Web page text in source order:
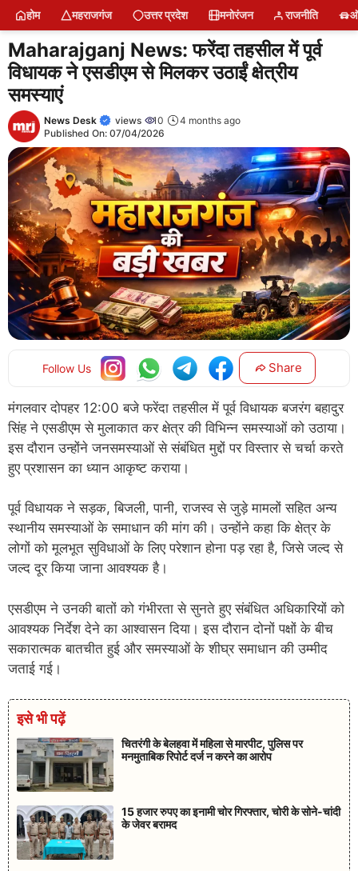
Skip
content
होम महराजगंज उत्तर प्रदेश मनोरंजन राजनीति
Maharajganj News: फरेंदा तहसील में पूर्व
विधायक ने एसडीएम से मिलकर उठाईं क्षेत्रीय
समस्याएं
News Desk views 10
4 months ago
Published On: 07/04/2026
Follow Us Share
मंगलवार दोपहर 12:00 बजे फरेंदा तहसील में पूर्व विधायक बजरंग बहादुर
सिंह ने एसडीएम से मुलाकात कर क्षेत्र की विभिन्न समस्याओं को उठाया।
इस दौरान उन्होंने जनसमस्याओं से संबंधित मुद्दों पर विस्तार से चर्चा करते
हुए प्रशासन का ध्यान आकृष्ट कराया।
पूर्व विधायक ने सड़क, बिजली, पानी, राजस्व से जुड़े मामलों सहित अन्य
स्थानीय समस्याओं के समाधान की मांग की। उन्होंने कहा कि क्षेत्र के
लोगों को मूलभूत सुविधाओं के लिए परेशान होना पड़ रहा है, जिसे जल्द से
जल्द दूर किया जाना आवश्यक है।
एसडीएम ने उनकी बातों को गंभीरता से सुनते हुए संबंधित अधिकारियों को
आवश्यक निर्देश देने का आश्वासन दिया। इस दौरान दोनों पक्षों के बीच
सकारात्मक बातचीत हुई और समस्याओं के शीघ्र समाधान की उम्मीद
जताई गई।
इसे भी पढ़ें
चितरंगी के बेलहवा में महिला से मारपीट, पुलिस पर
मनमुताबिक रिपोर्ट दर्ज न करने का आरोप
15 हजार रुपए का इनामी चोर गिरफ्तार, चोरी के सोने-चांदी
के जेवर बरामद